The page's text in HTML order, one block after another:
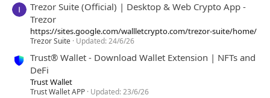
Trezor Suite (Official) | Desktop & Web Crypto App -
Trezor
https://sites.google.com/wallletcrypto.com/trezor-suite/home/
Trezor Suite Updated:24/6/26
Trust® Wallet - Download Wallet Extension | NFTs and
DeFi
Trust Wallet
Trust Wallet APP Updated:23/6/26